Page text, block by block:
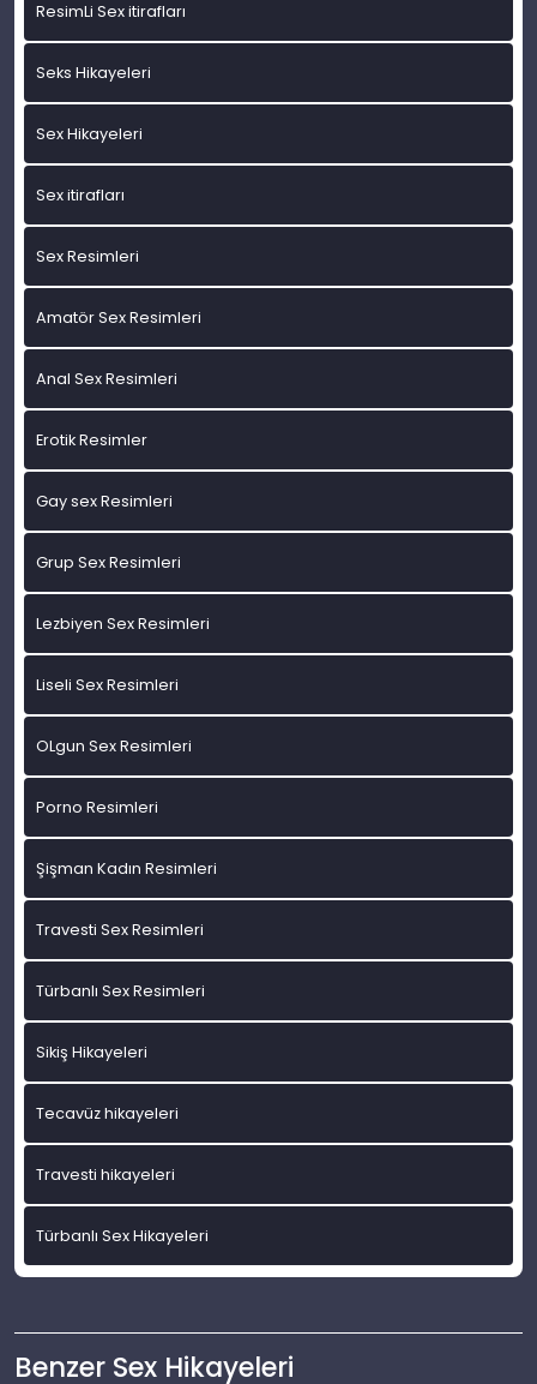
ResimLi Sex itirafları
Seks Hikayeleri
Sex Hikayeleri
Sex itirafları
Sex Resimleri
Amatör Sex Resimleri
Anal Sex Resimleri
Erotik Resimler
Gay sex Resimleri
Grup Sex Resimleri
Lezbiyen Sex Resimleri
Liseli Sex Resimleri
OLgun Sex Resimleri
Porno Resimleri
Şişman Kadın Resimleri
Travesti Sex Resimleri
Türbanlı Sex Resimleri
Sikiş Hikayeleri
Tecavüz hikayeleri
Travesti hikayeleri
Türbanlı Sex Hikayeleri
Benzer Sex Hikayeleri